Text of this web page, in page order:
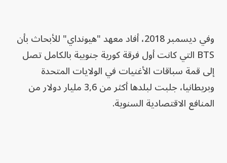
وفي ديسمبر 2018، أفاد معهد "هيونداي" للأبحاث بأن
BTS التي كانت أول فرقة كورية جنوبية بالكامل تصل
إلى قمة سباقات الأغنيات في الولايات المتحدة
وبريطانيا، جلبت لبلدها أكثر من 3,6 مليار دولار من
المنافع الاقتصادية السنوية.